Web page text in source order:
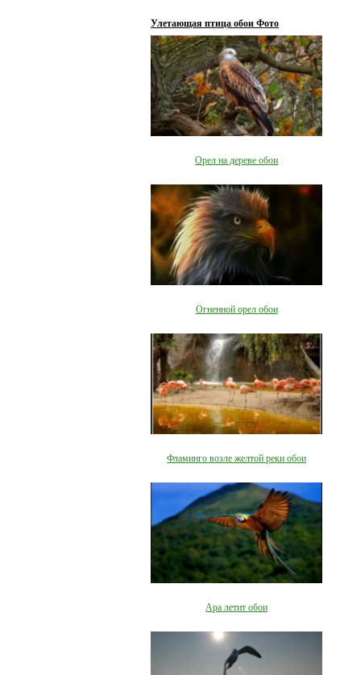
Улетающая птица обои Фото
Орел на дереве обои
Огненной орел обои
Фламинго возле желтой реки обои
Ара летит обои